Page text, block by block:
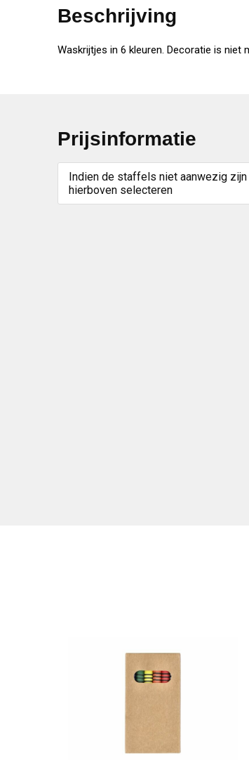
Beschrijving
Waskrijtjes in 6 kleuren. Decoratie is niet
Prijsinformatie
Indien de staffels niet aanwezig
hierboven selecteren